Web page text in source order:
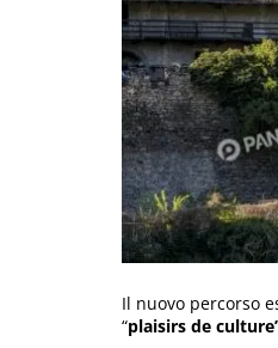
Il nuovo percorso
“plaisirs de